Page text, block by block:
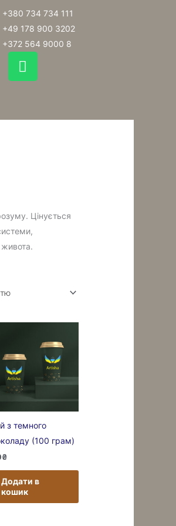
+380 734 734 111
+49 178 900 3202
+372 564 9000 8
W
h
s
Цінується
з темного
(100 грам)
₴
Додати в
кошик